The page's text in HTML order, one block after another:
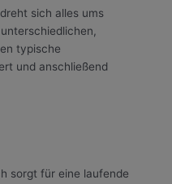
sich alles ums
typische
und anschließend
sorgt für eine laufende